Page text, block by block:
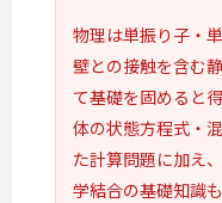
物理は単振り子・
壁との接触を含む
て基礎を固めると
体の状態方程式・
た計算問題に加え
学結合の基礎知識